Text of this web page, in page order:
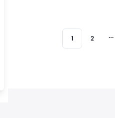
1 2